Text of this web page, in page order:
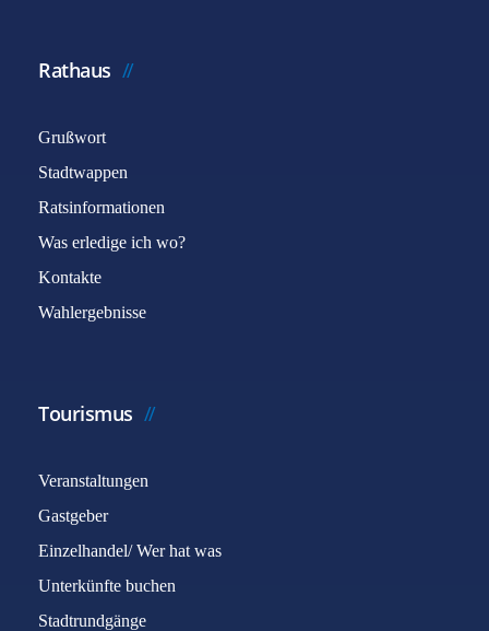
Rathaus
Grußwort
Stadtwappen
Ratsinformationen
Was erledige ich wo?
Kontakte
Wahlergebnisse
Tourismus
Veranstaltungen
Gastgeber
Einzelhandel/ Wer hat was
Unterkünfte buchen
Stadtrundgänge